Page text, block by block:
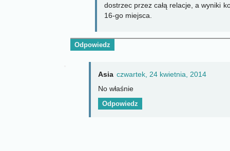
dostrzec przez całą relacje, a wyniki
16-go miejsca.
Odpowiedz
Asia czwartek, 24 kwietnia, 2014
No właśnie
Odpowiedz